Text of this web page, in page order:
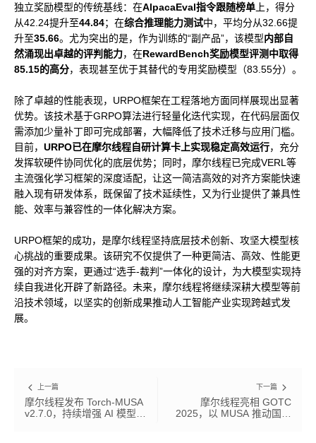
独立奖励模型的传统基线：在AlpacaEval指令跟随榜单 上，得分
从42.24提升至44.84；在综合推理能力测试中，平均分从32.66提
升至35.66。尤为突出的是，作为训练的“副产品”，该模型内部自
然涌现出卓越的评判能力，在RewardBench奖励模型评测中取得
85.15的高分，表现甚至优于其替代的专用奖励模型（83.55分）。
除了卓越的性能表现，URPO框架在工程落地方面同样展现出显著
优势。该技术基于GRPO算法进行轻量化迭代实现，在代码层面仅
需添加少量补丁即可完成部署，大幅降低了技术迁移与应用门槛。
目前， URPO已在摩尔线程自研计算卡上实现稳定高效运行，充分
发挥软硬件协同优化的底层优势；同时，摩尔线程已完成VERL等
主流强化学习框架的深度适配，让这一简洁高效的对齐方案能快速
融入现有研发体系，既保留了技术延续性，又为行业提供了兼具性
能、效率与兼容性的一体化解决方案。
URPO框架的成功，是摩尔线程坚持底层技术创新、攻坚大模型核
心挑战的重要成果。该研究不仅提供了一种更简洁、高效、性能更
强的对齐方案，更通过“选手-裁判”一体化的设计，为大模型实现持
续自我进化开辟了新路径。未来，摩尔线程将继续深耕大模型等前
沿技术领域，以坚实的创新成果推动人工智能产业实现跨越式发
展。
上一篇
摩尔线程发布 Torch-MUSA
v2.7.0，持续增强 AI 模型训
下一篇
摩尔线程亮相 GOTC
2025，以 MUSA 推动国产